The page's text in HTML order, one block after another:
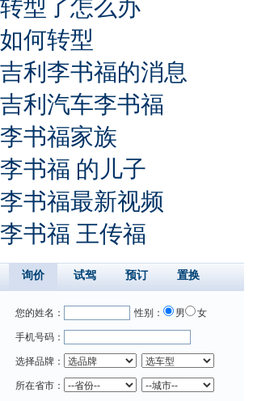
转型了怎么办
如何转型
吉利李书福的消息
吉利汽车李书福
李书福家族
李书福 的儿子
李书福最新视频
李书福 王传福
询价 试驾 预订 置换
您的姓名： 性别： 男 女
手机号码：
选择品牌：
所在省市：